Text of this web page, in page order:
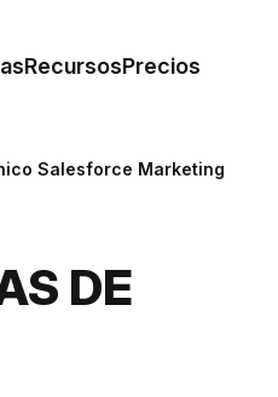
RecursosPrecios
Salesforce Marketing
DE